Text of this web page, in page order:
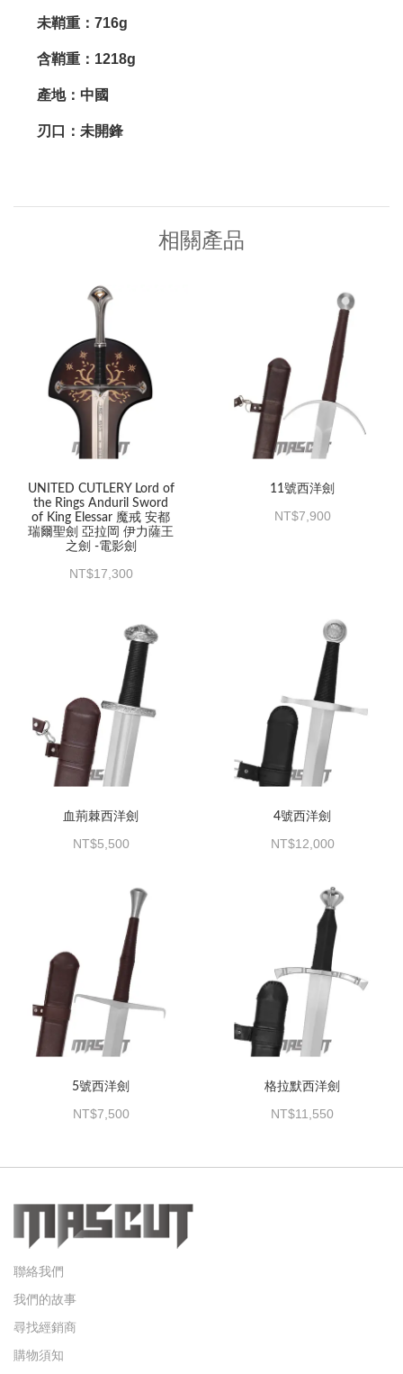
未鞘重：716g
含鞘重：1218g
產地：中國
刃口：未開鋒
相關產品
UNITED CUTLERY Lord of
the Rings Anduril Sword
of King Elessar 魔戒 安都
瑞爾聖劍 亞拉岡 伊力薩王
之劍 -電影劍
17,300
11號西洋劍
7,900
血荊棘西洋劍
5,500
4號西洋劍
12,000
5號西洋劍
7,500
格拉默西洋劍
11,550
聯絡我們
我們的故事
尋找經銷商
購物須知